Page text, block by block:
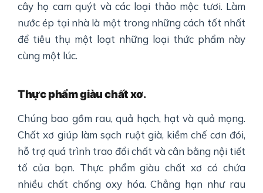
cây họ cam quýt và các loại thảo mộc tươi. Làm
nước ép tại nhà là một trong những cách tốt nhất
để tiêu thụ một loạt những loại thức phẩm này
cùng một lúc.
Thực phẩm giàu chất xơ.
Chúng bao gồm rau, quả hạch, hạt và quả mọng.
Chất xơ giúp làm sạch ruột già, kiềm chế cơn đói,
hỗ trợ quá trình trao đổi chất và cân bằng nội tiết
tố của bạn. Thực phẩm giàu chất xơ có chứa
nhiều chất chống oxy hóa. Chẳng hạn như rau